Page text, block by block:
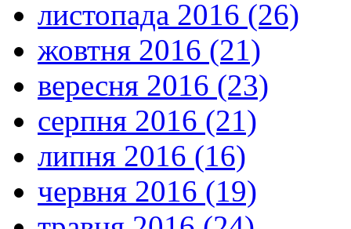
листопада 2016 (26)
жовтня 2016 (21)
вересня 2016 (23)
серпня 2016 (21)
липня 2016 (16)
червня 2016 (19)